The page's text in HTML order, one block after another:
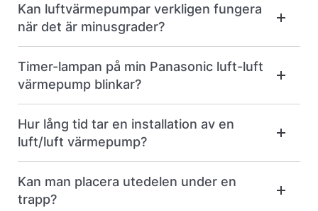
Kan luftvärmepumpar verkligen fungera
när det är minusgrader?
Timer-lampan på min Panasonic luft-luft
värmepump blinkar?
Hur lång tid tar en installation av en
luft/luft värmepump?
Kan man placera utedelen under en
trapp?